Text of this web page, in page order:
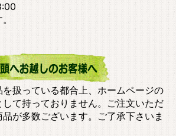
扱っている都合上、ホームページの
て持っておりません。ご注文いただ
が多数ございます。ご了承下さいま